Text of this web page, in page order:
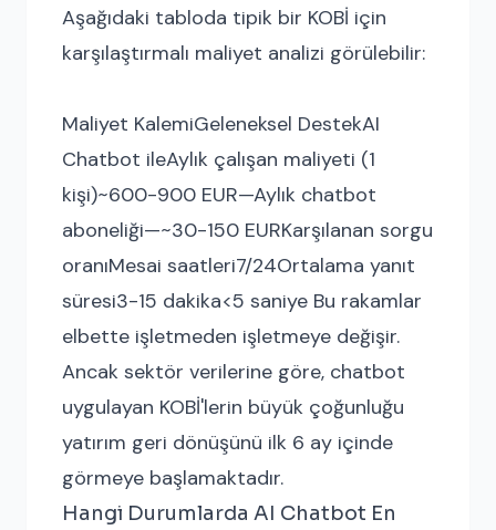
Aşağıdaki tabloda tipik bir KOBİ için
karşılaştırmalı maliyet analizi görülebilir:
Maliyet KalemiGeleneksel DestekAI
Chatbot ileAylık çalışan maliyeti (1
kişi)~600-900 EUR—Aylık chatbot
aboneliği—~30-150 EURKarşılanan sorgu
oranıMesai saatleri7/24Ortalama yanıt
süresi3-15 dakika<5 saniye Bu rakamlar
elbette işletmeden işletmeye değişir.
Ancak sektör verilerine göre, chatbot
uygulayan KOBİ'lerin büyük çoğunluğu
yatırım geri dönüşünü ilk 6 ay içinde
görmeye başlamaktadır.
Hangi Durumlarda AI Chatbot En